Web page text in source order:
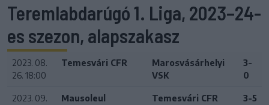
Teremlabdarúgó 1. Liga, 2023–24-
es szezon, alapszakasz
2023. 08.
26. 18:00
Temesvári CFR
Marosvásárhelyi
VSK
3-
0
2023. 09.
Mausoleul
Temesvári CFR 3-5